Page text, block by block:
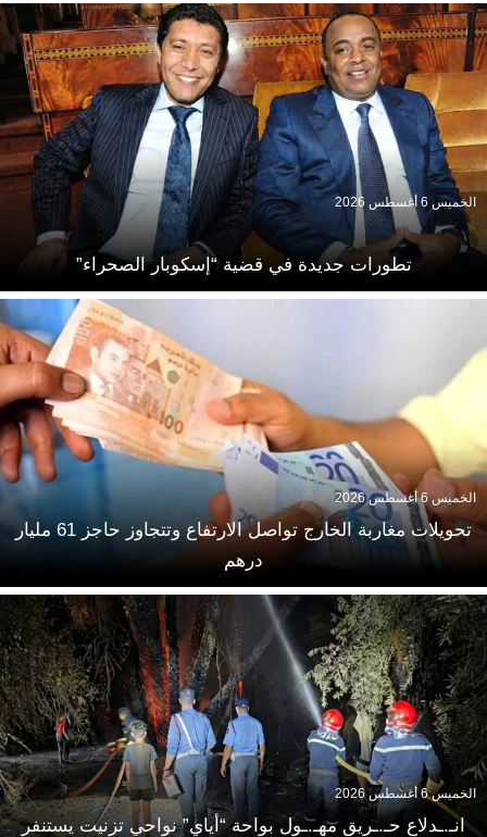
تطورات جديدة في قضية “إسكوبار الصحراء”
الخميس 6 أغسطس 2026
تحويلات مغاربة الخارج تواصل الارتفاع وتتجاوز حاجز 61 مليار
درهم
الخميس 6 أغسطس 2026
انـ.ـدلاع حـ.ـريق مهـ.ـول بواحة “أياي” نواحي تزنيت يستنفر
الخميس 6 أغسطس 2026